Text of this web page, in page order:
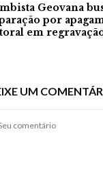
Geovana
por
em
UM